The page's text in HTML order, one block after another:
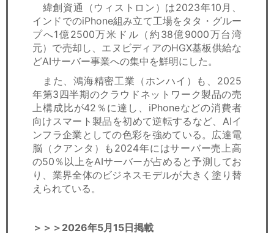
緯創資通（ウィストロン）は2023年10月、
インドでのiPhone組み立て工場をタタ・グルー
プへ1億2500万米ドル（約38億9000万台湾
元）で売却し、エヌビディアのHGX基板供給な
どAIサーバー事業への集中を鮮明にした。
また、鴻海精密工業（ホンハイ）も、2025
年第3四半期のクラウドネットワーク製品の売
上構成比が42％に達し、iPhoneなどの消費者
向けスマート製品を初めて逆転するなど、AIイ
ンフラ企業としての色彩を強めている。広達電
脳（クアンタ）も2024年にはサーバー売上高
の50％以上をAIサーバーが占めると予測してお
り、業界全体のビジネスモデルが大きく塗り替
えられている。
＞＞＞2026年5月15日掲載